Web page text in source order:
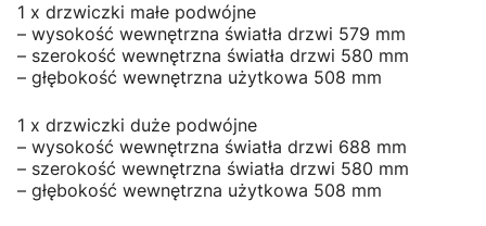
1 x drzwiczki małe podwójne
– wysokość wewnętrzna światła drzwi 579 mm
– szerokość wewnętrzna światła drzwi 580 mm
– głębokość wewnętrzna użytkowa 508 mm
1 x drzwiczki duże podwójne
– wysokość wewnętrzna światła drzwi 688 mm
– szerokość wewnętrzna światła drzwi 580 mm
– głębokość wewnętrzna użytkowa 508 mm